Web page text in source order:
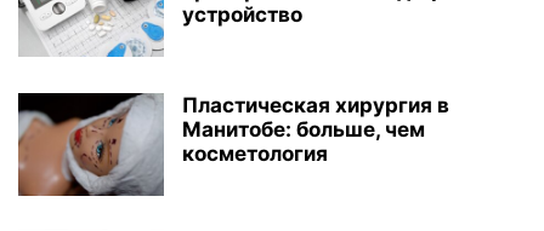
устройство
Пластическая хирургия в
Манитобе: больше, чем
косметология